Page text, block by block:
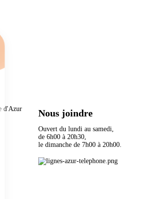
Nous joindre
Ouvert du lundi au samedi,
de 6h00 à 20h30,
le dimanche de 7h00 à 20h00.